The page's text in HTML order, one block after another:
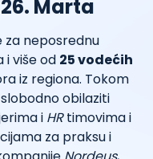
Marta
za neposrednu
i više od 25 vodećih
iz regiona. Tokom
obilaziti
i HRtimovima i
za praksu i